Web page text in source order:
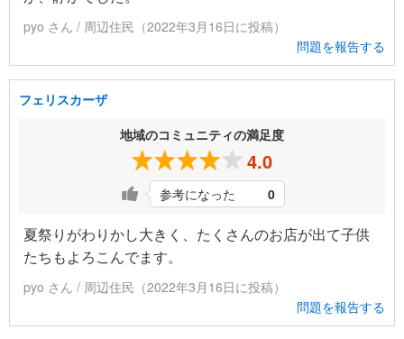
pyo さん / 周辺住民（2022年3月16日に投稿）
問題を報告する
フェリスカーザ
地域のコミュニティの満足度
4.0
参考になった 0
夏祭りがわりかし大きく、たくさんのお店が出て子供
たちもよろこんでます。
pyo さん / 周辺住民（2022年3月16日に投稿）
問題を報告する